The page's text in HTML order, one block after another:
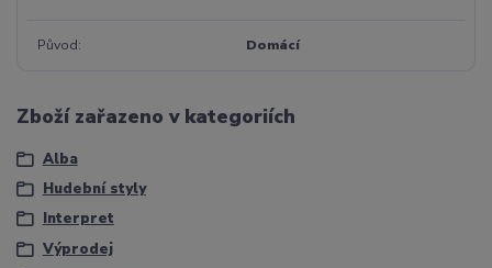
Původ Domácí
Zboží zařazeno v kategoriích
Alba
Hudební styly
Interpret
Výprodej